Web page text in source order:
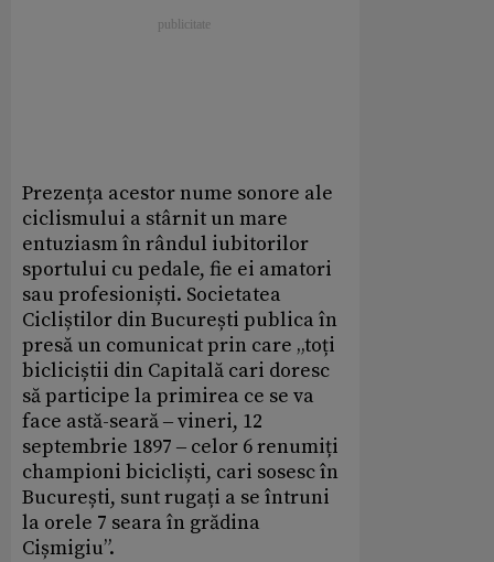
Prezența acestor nume sonore ale
ciclismului a stârnit un mare
entuziasm în rândul iubitorilor
sportului cu pedale, fie ei amatori
sau profesioniști. Societatea
Cicliștilor din București publica în
presă un comunicat prin care „toți
bicliciștii din Capitală cari doresc
să participe la primirea ce se va
face astă-seară ‒ vineri, 12
septembrie 1897 ‒ celor 6 renumiți
championi bicicliști, cari sosesc în
București, sunt rugați a se întruni
la orele 7 seara în grădina
Cișmigiu”.